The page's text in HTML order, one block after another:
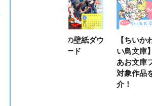
【ちいかわ×青
い鳥文庫】ちい
【スペシ
おしらせ
鳥文庫の
し！」フ
ジーフェ